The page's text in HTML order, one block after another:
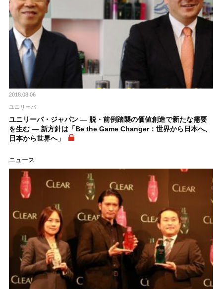
2018.08.06
ユニリーバ
ユニリーバ・ジャパン ― 脱・前例踏襲の価値創造で新たな需要
を生む ― 新方針は「Be the Game Changer：世界から日本へ、
日本から世界へ」
ニュース